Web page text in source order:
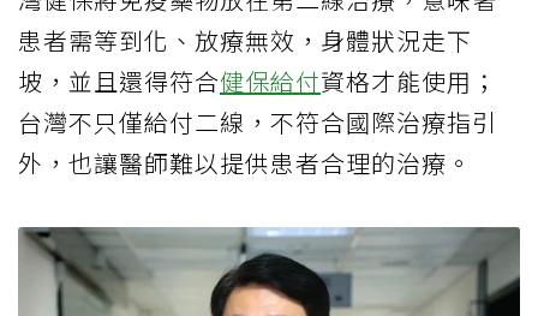
患者需等到化、放療無效，身體狀況走下
坡，並且還得符合健保給付資格才能使用；
台灣不只僅給付二線，不符合國際治療指引
外，也讓醫師難以提供患者合理的治療。